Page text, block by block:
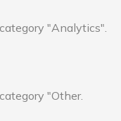
"Analytics".
"Other.